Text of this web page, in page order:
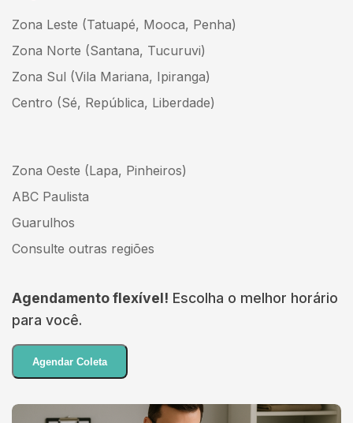
Zona Leste (Tatuapé, Mooca, Penha)
Zona Norte (Santana, Tucuruvi)
Zona Sul (Vila Mariana, Ipiranga)
Centro (Sé, República, Liberdade)
Zona Oeste (Lapa, Pinheiros)
ABC Paulista
Guarulhos
Consulte outras regiões
Agendamento flexível! Escolha o melhor horário
para você.
Agendar Coleta